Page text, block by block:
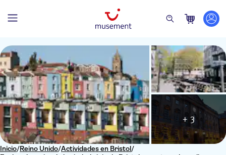
Inicio/Reino Unido/Actividades en Bristol/
+ 3